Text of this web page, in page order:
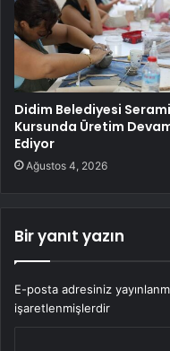
Didim Belediyesi
Kursunda Üretim
Ediyor
Ağustos 4, 2026
Bir yanıt yazın
E-posta adresiniz
işaretlenmişlerdir